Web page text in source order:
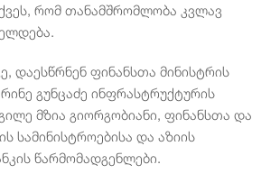
რომ თანამშრომლობა კვლავ
დაესწრნენ ფინანსთა მინისტრის
გუნცაძე ინფრასტრუქტურის
მზია გიორგობიანი, ფინანსთა და
სამინისტროებისა და აზიის
წარმომადგენლები.